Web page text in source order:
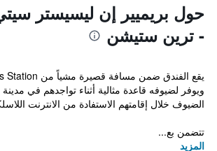
حول بريميير إن ليسيستر
- ترين ستيشن
ويوفر لضيوفه قاعدة مثالية أثناء تواجدهم في
الضيوف خلال إقامتهم الاستفادة من الانترنت
تتضمن بع...
المزيد